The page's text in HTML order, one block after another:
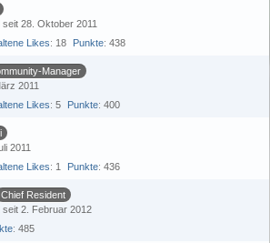
seit 28. Oktober 2011
Likes 18 Punkte 438
Manager
2011
Likes 5 Punkte 400
2011
Likes 1 Punkte 436
Chief Resident
seit 2. Februar 2012
485